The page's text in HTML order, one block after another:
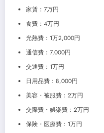
家賃：7万円
食費：4万円
光熱費：1万2,000円
通信費：7,000円
交通費：1万円
日用品費：8,000円
美容・被服費：2万円
交際費・娯楽費：2万円
保険・医療費：1万円